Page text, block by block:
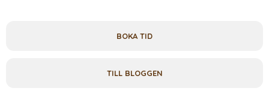
BOKA TID
TILL BLOGGEN